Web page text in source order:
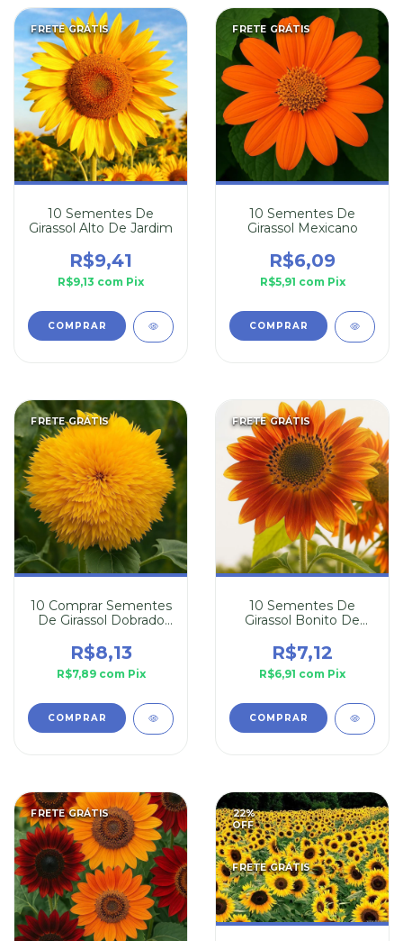
FRETE GRÁTIS
10 Sementes De
Girassol Alto De Jardim
R$9,41
R$9,13 com Pix
FRETE GRÁTIS
10 Sementes De
Girassol Mexicano
R$6,09
R$5,91 com Pix
FRETE GRÁTIS
10 Comprar Sementes
De Girassol Dobrado
R$8,13
R$7,89 com Pix
FRETE GRÁTIS
10 Sementes De
Girassol Bonito De
R$7,12
R$6,91 com Pix
FRETE GRÁTIS 22%
OFF
FRETE GRÁTIS